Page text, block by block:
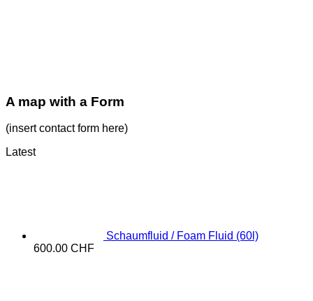
A map with a Form
(insert contact form here)
Latest
Schaumfluid / Foam Fluid (60l)
600.00 CHF